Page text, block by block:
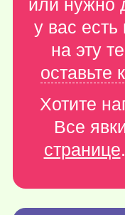
или нужно
у вас
на эту
оставьте
Хотите
Все
странице